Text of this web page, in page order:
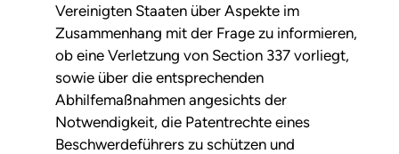
Vereinigten Staaten über Aspekte im
Zusammenhang mit der Frage zu informieren,
ob eine Verletzung von Section 337 vorliegt,
sowie über die entsprechenden
Abhilfemaßnahmen angesichts der
Notwendigkeit, die Patentrechte eines
Beschwerdeführers zu schützen und